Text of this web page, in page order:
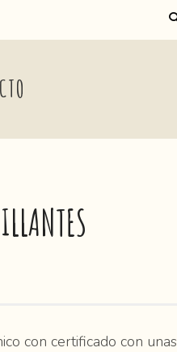
con certificado con unas